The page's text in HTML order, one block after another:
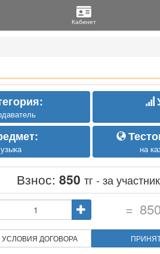
на
Взнос: 850 тг - за
= 850
ДОГОВОРА